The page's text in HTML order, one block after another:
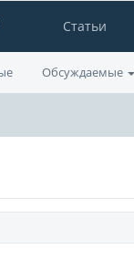
Статьи
Обсуждаемые